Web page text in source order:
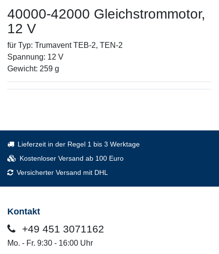
40000-42000 Gleichstrommotor,
12 V
für Typ: Trumavent TEB-2, TEN-2
Spannung: 12 V
Gewicht: 259 g
Lieferzeit in der Regel 1 bis 3 Werktage
Kostenloser Versand ab 100 Euro
Versicherter Versand mit DHL
Kontakt
+49 451 3071162
Mo. - Fr. 9:30 - 16:00 Uhr